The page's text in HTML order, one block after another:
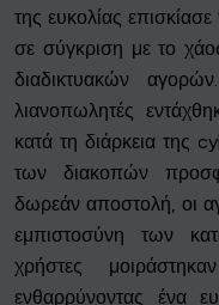
της ευκολίας
σε σύγκριση με το
διαδικτυακών
λιανοπωλητές
κατά τη διάρκεια της
των διακοπών
δωρεάν αποστολή, οι
εμπιστοσύνη των
χρήστες
ενθαρρύνοντας ένα